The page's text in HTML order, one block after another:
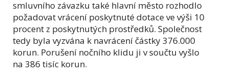
smluvního závazku také hlavní město rozhodlo
požadovat vrácení poskytnuté dotace ve výši 10
procent z poskytnutých prostředků. Společnost
tedy byla vyzvána k navrácení částky 376.000
korun. Porušení nočního klidu ji v součtu vyšlo
na 386 tisíc korun.